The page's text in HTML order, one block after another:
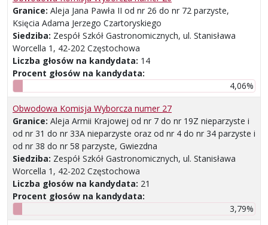
Granice: Aleja Jana Pawła II od nr 26 do nr 72 parzyste,
Księcia Adama Jerzego Czartoryskiego
Siedziba: Zespół Szkół Gastronomicznych, ul. Stanisława
Worcella 1, 42-202 Częstochowa
Liczba głosów na kandydata: 14
Procent głosów na kandydata:
4,06%
Obwodowa Komisja Wyborcza numer 27
Granice: Aleja Armii Krajowej od nr 7 do nr 19Z nieparzyste i
od nr 31 do nr 33A nieparzyste oraz od nr 4 do nr 34 parzyste i
od nr 38 do nr 58 parzyste, Gwiezdna
Siedziba: Zespół Szkół Gastronomicznych, ul. Stanisława
Worcella 1, 42-202 Częstochowa
Liczba głosów na kandydata: 21
Procent głosów na kandydata:
3,79%